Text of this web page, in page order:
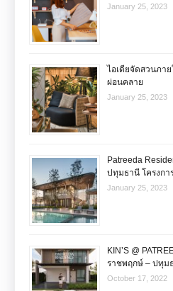
January 25, 2023
ไอเดียจัดสวนภา
ผ่อนคลาย
January 25, 2023
Patreeda
ปทุมธานี โครงกา
January 25, 2023
KIN’S @
ราชพฤกษ์ – ปทุม
October 17, 2022